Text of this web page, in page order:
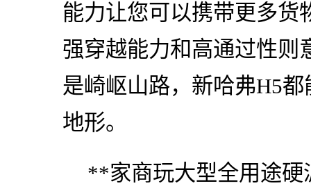
能力让您可以携带更多货
强穿越能力和高通过性则
是崎岖山路，新哈弗H5
地形。
**家商玩大型全用途硬